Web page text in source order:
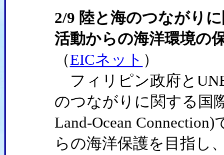
2/9 陸と海のつながり
活動からの海洋環境の
（EICネット ）
フィリピン政府と
のつながりに関する国
Land-Ocean
らの海洋保護を目指し